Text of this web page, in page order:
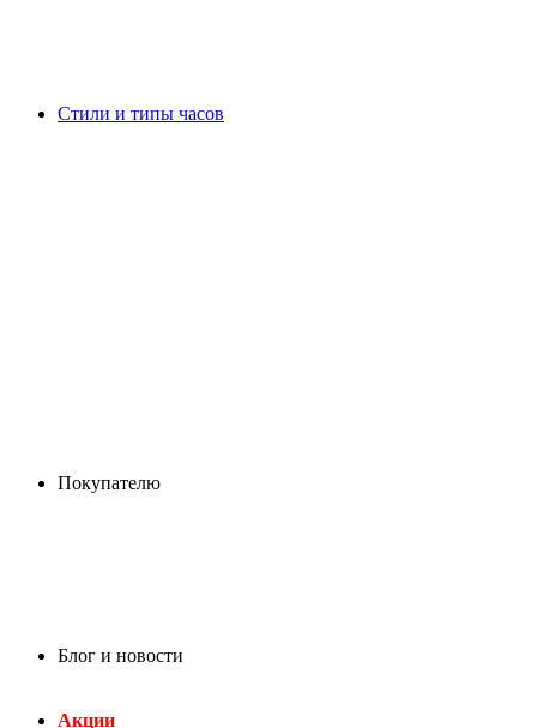
Стили и типы часов
Покупателю
Блог и новости
Акции